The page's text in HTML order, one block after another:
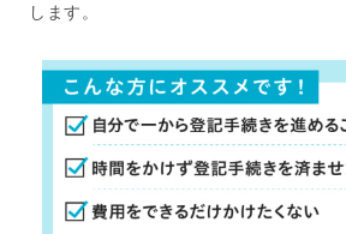
します。